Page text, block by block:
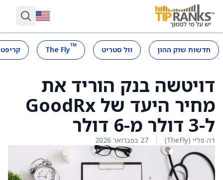
חדשות שוק ההון וול סטריט ™
The Fly
דויטשה בנק הוריד את
מחיר היעד של GoodRx
ל-3 דולר מ-6 דולר
דה פליי (TheFly) 27 בפברואר 2026